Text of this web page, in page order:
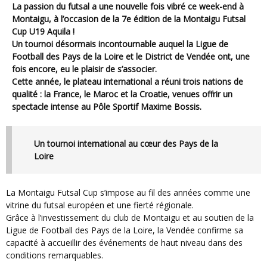
La passion du futsal a une nouvelle fois vibré ce week-end à
Montaigu, à l’occasion de la 7e édition de la Montaigu Futsal
Cup U19 Aquila !
Un tournoi désormais incontournable auquel la Ligue de
Football des Pays de la Loire et le District de Vendée ont, une
fois encore, eu le plaisir de s’associer.
Cette année, le plateau international a réuni trois nations de
qualité : la France, le Maroc et la Croatie, venues offrir un
spectacle intense au Pôle Sportif Maxime Bossis.
Un tournoi international au cœur des Pays de la
Loire
La Montaigu Futsal Cup s’impose au fil des années comme une
vitrine du futsal européen et une fierté régionale.
Grâce à l’investissement du club de Montaigu et au soutien de la
Ligue de Football des Pays de la Loire, la Vendée confirme sa
capacité à accueillir des événements de haut niveau dans des
conditions remarquables.